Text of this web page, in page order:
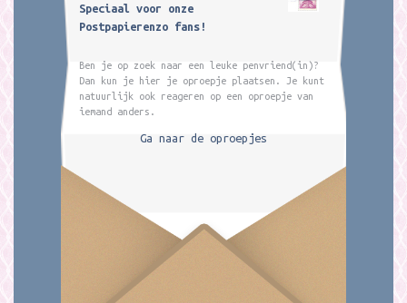
Speciaal voor onze
Postpapierenzo fans!
Ben je op zoek naar een leuke penvriend(in)?
Dan kun je hier je oproepje plaatsen. Je kunt
natuurlijk ook reageren op een oproepje van
iemand anders.
Ga naar de oproepjes